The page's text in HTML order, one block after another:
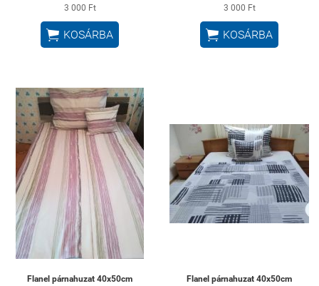
3 000 Ft
 KOSÁRBA
3 000 Ft
 KOSÁRBA
Flanel párnahuzat 40x50cm Flanel párnahuzat 40x50cm